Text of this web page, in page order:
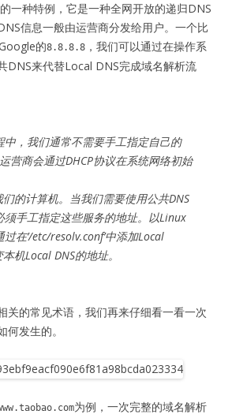
一种特例，它是一种全网开放的递归DNS
信息一般由运营商分发给用户。一个比
的8.8.8.8 ，我们可以通过在操作系
DNS来代替Local DNS完成域名解析流
中，我们通常不需要手工指定自己的
营商会通过DHCP协议在系统网络初始
的计算机。当我们需要使用公共DNS
须手工指定这些服务的地址。以Linux
在’/etc/resolv.conf’中添加Local
机Local DNS的地址。
关的常见术语，我们再来仔细看一看一次
发生的。
为例，一次完整的域名解析